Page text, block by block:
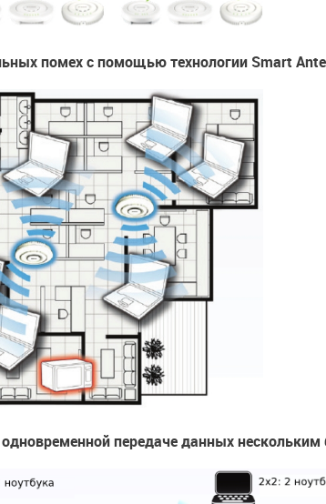
помех с помощью технологии Smart
передаче данных